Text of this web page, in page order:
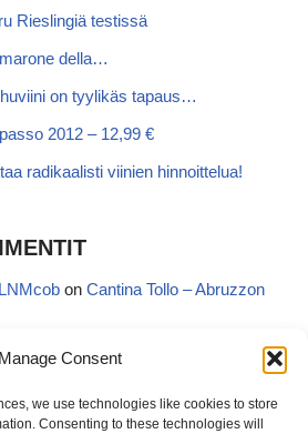
Manage Consent
we use technologies like cookies to store
Consenting to these technologies will
Rieslingiä testissä
della…
on tyylikäs tapaus…
2012 – 12,99 €
radikaalisti viinien hinnoittelua!
on Cantina Tollo – Abruzzon
onCantina Tollo – Abruzzon viinien
Riojasta – Ortega Ezquerro Vino de